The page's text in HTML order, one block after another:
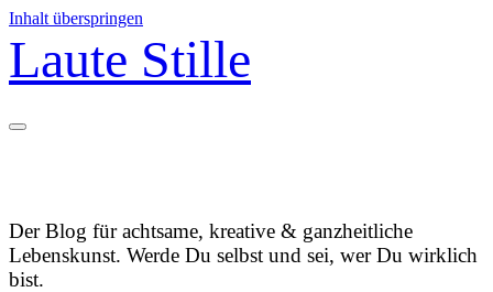
Inhalt überspringen
Laute Stille
Der Blog für achtsame, kreative & ganzheitliche
Lebenskunst. Werde Du selbst und sei, wer Du wirklich
bist.